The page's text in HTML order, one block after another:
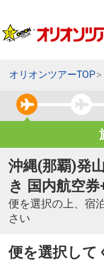
オリオンツアーTOP
沖縄(那覇)発
き 国内航空
便を選択の上、宿
さい
便を選択して